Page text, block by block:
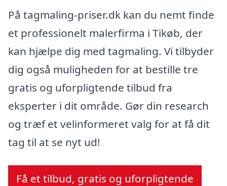
På tagmaling-priser.dk kan du nemt finde
et professionelt malerfirma i Tikøb, der
kan hjælpe dig med tagmaling. Vi tilbyder
dig også muligheden for at bestille tre
gratis og uforpligtende tilbud fra
eksperter i dit område. Gør din research
og træf et velinformeret valg for at få dit
tag til at se nyt ud!
Få et tilbud, gratis og uforpligtende